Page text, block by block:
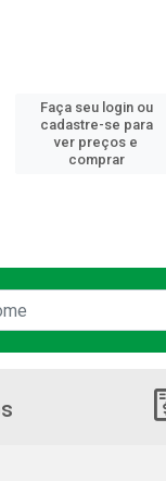
Faça seu login ou
cadastre-se para
ver preços e
comprar